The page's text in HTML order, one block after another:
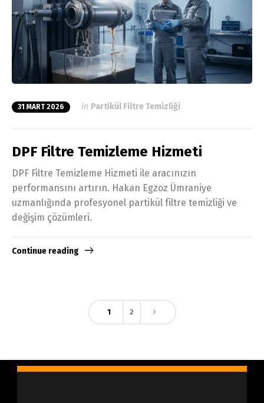
31 MART 2026 in Partikül Filtre Temizliği
DPF Filtre Temizleme Hizmeti
DPF Filtre Temizleme Hizmeti ile aracınızın
performansını artırın. Hakan Egzoz Ümraniye
uzmanlığında profesyonel partikül filtre temizliği ve
değişim çözümleri.
Continue reading
1 2